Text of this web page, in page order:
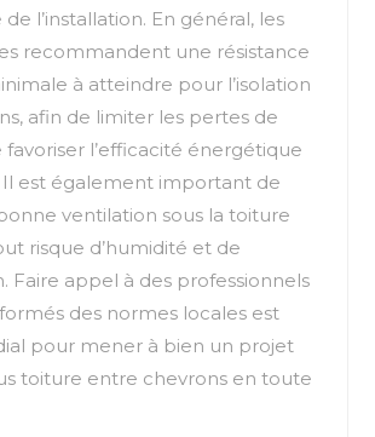
l’installation. En général, les
recommandent une résistance
à atteindre pour l’isolation
afin de limiter les pertes de
l’efficacité énergétique
est également important de
ventilation sous la toiture
risque d’humidité et de
Faire appel à des professionnels
des normes locales est
pour mener à bien un projet
toiture entre chevrons en toute